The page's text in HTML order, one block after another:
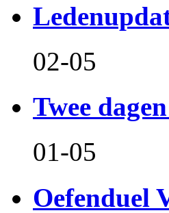
02-05
Twee
01-05
Oefenduel